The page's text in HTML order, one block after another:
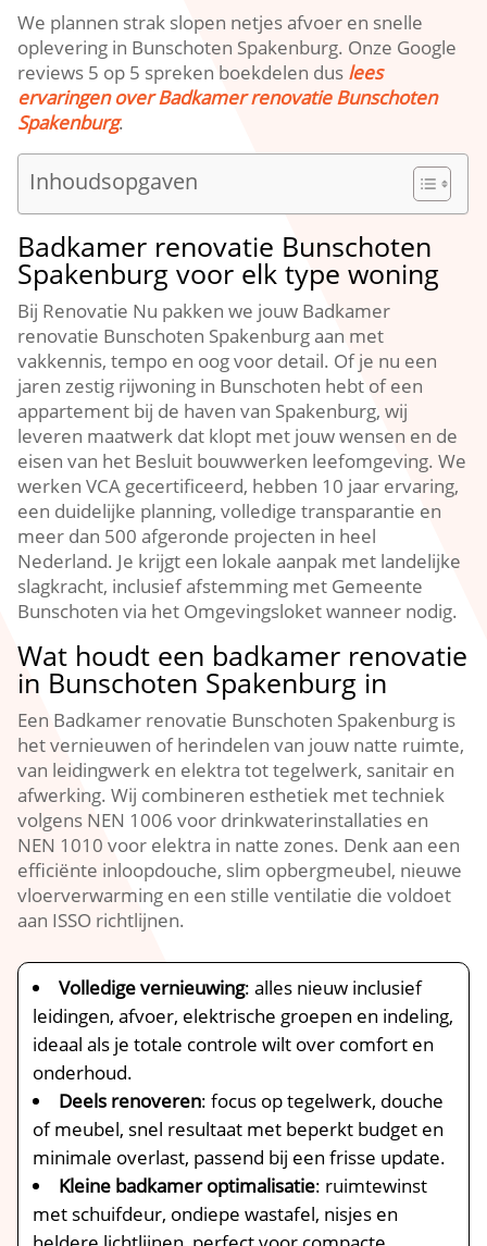
We plannen strak slopen netjes afvoer en snelle
oplevering in Bunschoten Spakenburg.​ Onze Google
reviews 5 op 5 spreken boekdelen dus lees
ervaringen over Badkamer renovatie Bunschoten
Spakenburg.​
Inhoudsopgaven
Badkamer renovatie Bunschoten
Spakenburg voor elk type woning
Bij Renovatie Nu pakken we jouw Badkamer
renovatie Bunschoten Spakenburg aan met
vakkennis, tempo en oog voor detail.​ Of je nu een
jaren zestig rijwoning in Bunschoten hebt of een
appartement bij de haven van Spakenburg, wij
leveren maatwerk dat klopt met jouw wensen en de
eisen van het Besluit bouwwerken leefomgeving.​ We
werken VCA gecertificeerd, hebben 10 jaar ervaring,
een duidelijke planning, volledige transparantie en
meer dan 500 afgeronde projecten in heel
Nederland.​ Je krijgt een lokale aanpak met landelijke
slagkracht, inclusief afstemming met Gemeente
Bunschoten via het Omgevingsloket wanneer nodig.​
Wat houdt een badkamer renovatie
in Bunschoten Spakenburg in
Een Badkamer renovatie Bunschoten Spakenburg is
het vernieuwen of herindelen van jouw natte ruimte,
van leidingwerk en elektra tot tegelwerk, sanitair en
afwerking.​ Wij combineren esthetiek met techniek
volgens NEN 1006 voor drinkwaterinstallaties en
NEN 1010 voor elektra in natte zones.​ Denk aan een
efficiënte inloopdouche, slim opbergmeubel, nieuwe
vloerverwarming en een stille ventilatie die voldoet
aan ISSO richtlijnen.​
Volledige vernieuwing: alles nieuw inclusief
leidingen, afvoer, elektrische groepen en indeling,
ideaal als je totale controle wilt over comfort en
onderhoud.​
Deels renoveren: focus op tegelwerk, douche
of meubel, snel resultaat met beperkt budget en
minimale overlast, passend bij een frisse update.​
Kleine badkamer optimalisatie: ruimtewinst
met schuifdeur, ondiepe wastafel, nisjes en